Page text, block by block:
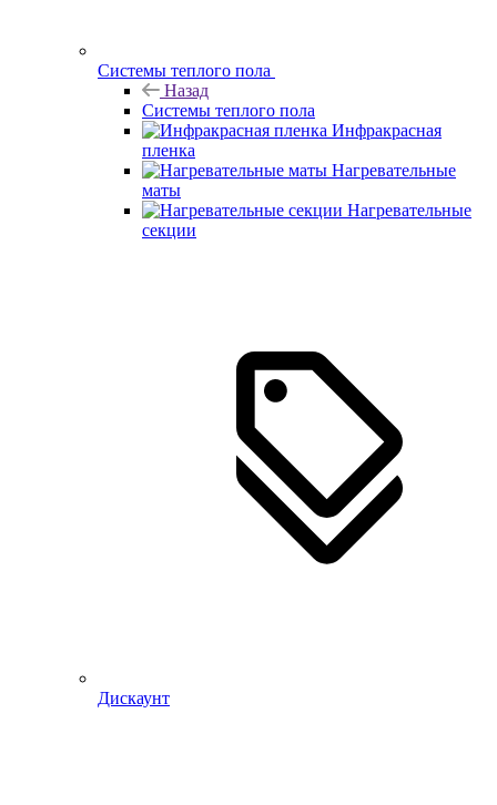
Системы теплого пола
Назад
Системы теплого пола
Инфракрасная
пленка
Нагревательные
маты
Нагревательные
секции
Дискаунт